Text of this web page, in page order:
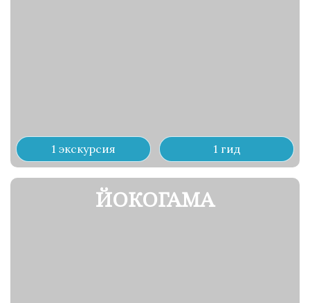
1 экскурсия 1 гид
ЙОКОГАМА